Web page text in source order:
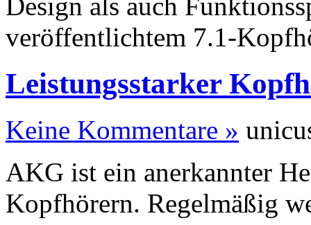
Design als auch
veröffentlichtem 7.1-
Leistungsstarker
Keine Kommentare »
AKG ist ein anerkannter
Kopfhörern. Regelmäßig